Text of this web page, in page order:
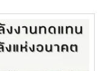
งงานทดแทนในการ
การศึกษาด้าน
เห็นอนาคตทางการ
วิชาการและ
ปฏิบัติสหกิจศึกษาใน
รับความอนุเคราะห์